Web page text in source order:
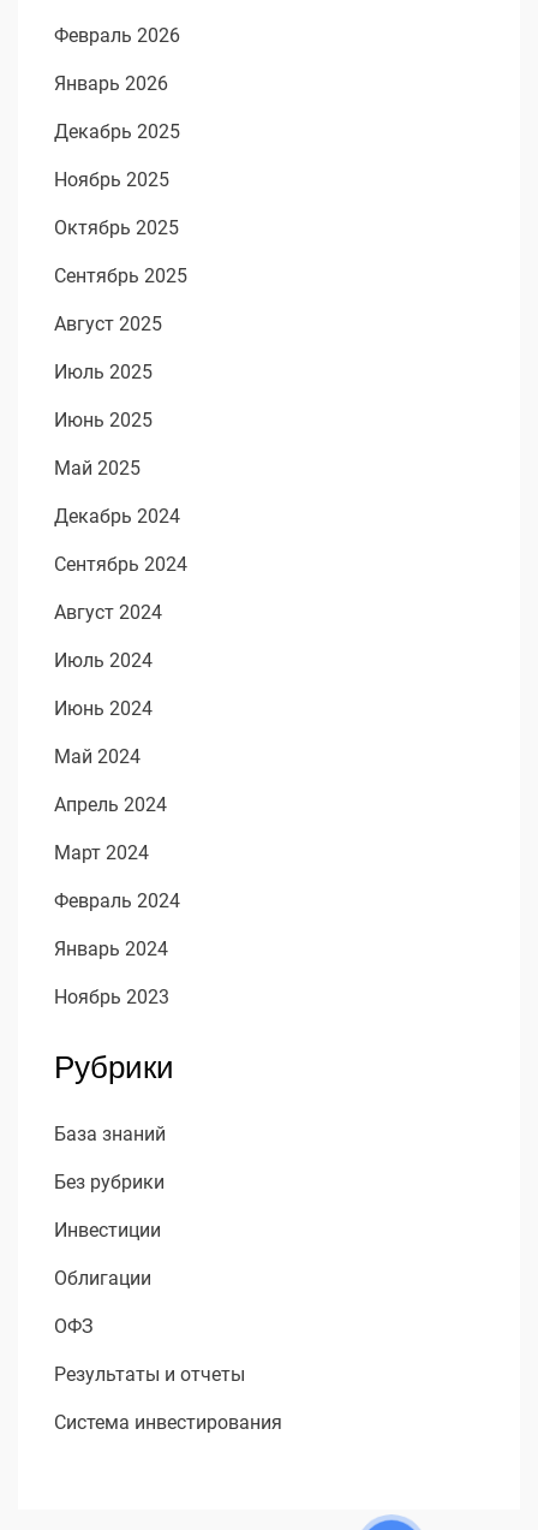
Февраль 2026
Январь 2026
Декабрь 2025
Ноябрь 2025
Октябрь 2025
Сентябрь 2025
Август 2025
Июль 2025
Июнь 2025
Май 2025
Декабрь 2024
Сентябрь 2024
Август 2024
Июль 2024
Июнь 2024
Май 2024
Апрель 2024
Март 2024
Февраль 2024
Январь 2024
Ноябрь 2023
Рубрики
База знаний
Без рубрики
Инвестиции
Облигации
ОФЗ
Результаты и отчеты
Система инвестирования